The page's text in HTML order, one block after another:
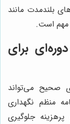
بلندمدت مانند
مهم است.
برای
صحیح می‌تواند
منظم نگهداری
پرهزینه جلوگیری